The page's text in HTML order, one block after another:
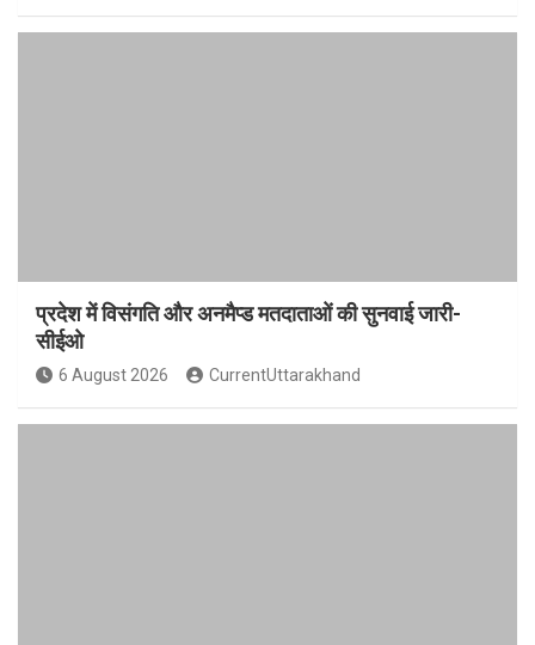
प्रदेश में विसंगति और अनमैप्ड मतदाताओं की सुनवाई जारी-
सीईओ
6 August 2026 CurrentUttarakhand